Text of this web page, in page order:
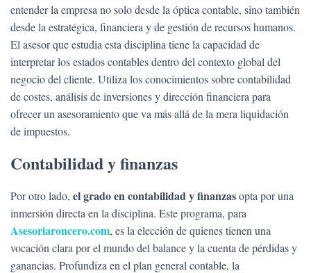
entender la empresa no solo desde la óptica contable, sino también
desde la estratégica, financiera y de gestión de recursos humanos.
El asesor que estudia esta disciplina tiene la capacidad de
interpretar los estados contables dentro del contexto global del
negocio del cliente. Utiliza los conocimientos sobre contabilidad
de costes, análisis de inversiones y dirección financiera para
ofrecer un asesoramiento que va más allá de la mera liquidación
de impuestos.
Contabilidad y finanzas
Por otro lado, el grado en contabilidad y finanzasopta por una
inmersión directa en la disciplina. Este programa, para
Asesoriaroncero.com, es la elección de quienes tienen una
vocación clara por el mundo del balance y la cuenta de pérdidas y
ganancias. Profundiza en el plan general contable, la